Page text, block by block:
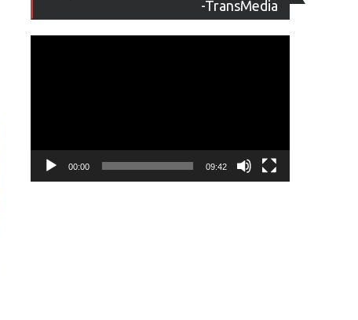
-TransMedia
vídeo
00:00 09:42